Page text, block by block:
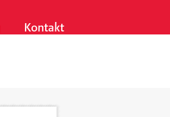
Kontakt